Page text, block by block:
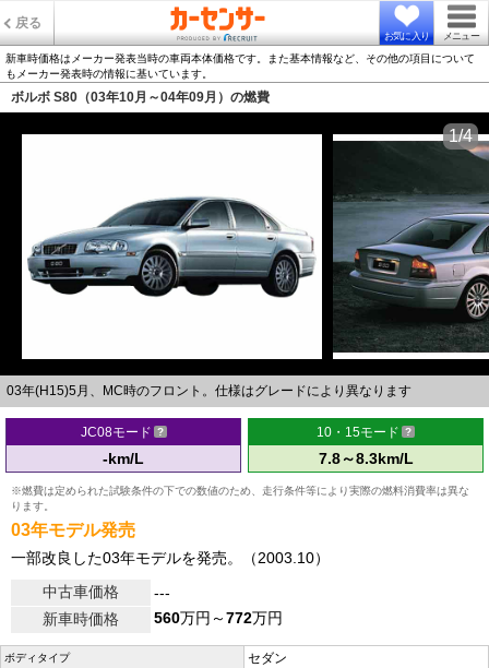
戻る
お気に入り メニュー
新車時価格はメーカー発表当時の車両本体価格です。また基本情報など、その他の項目について
もメーカー発表時の情報に基いています。
ボルボ S80（03年10月～04年09月）の燃費
03年(H15)5月、MC時のフロント。仕様はグレードにより異なります
1/4
JC08モード
-km/L
10・15モード
7.8～8.3km/L
※燃費は定められた試験条件の下での数値のため、走行条件等により実際の燃料消費率は異な
ります。
03年モデル発売
一部改良した03年モデルを発売。（2003.10）
中古車価格
---
新車時価格
560万円～772万円
ボディタイプ セダン